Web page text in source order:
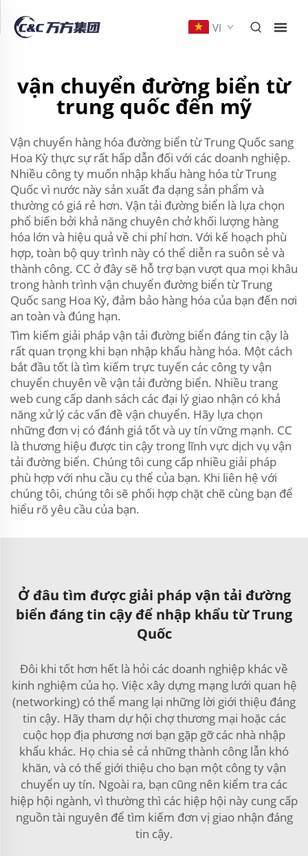
VI
vận chuyển đường biển từ
trung quốc đến mỹ
Vận chuyển hàng hóa đường biển từ Trung Quốc sang
Hoa Kỳ thực sự rất hấp dẫn đối với các doanh nghiệp.
Nhiều công ty muốn nhập khẩu hàng hóa từ Trung
Quốc vì nước này sản xuất đa dạng sản phẩm và
thường có giá rẻ hơn. Vận tải đường biển là lựa chọn
phổ biến bởi khả năng chuyên chở khối lượng hàng
hóa lớn và hiệu quả về chi phí hơn. Với kế hoạch phù
hợp, toàn bộ quy trình này có thể diễn ra suôn sẻ và
thành công. CC ở đây sẽ hỗ trợ bạn vượt qua mọi khâu
trong hành trình vận chuyển đường biển từ Trung
Quốc sang Hoa Kỳ, đảm bảo hàng hóa của bạn đến nơi
an toàn và đúng hạn.
Tìm kiếm giải pháp vận tải đường biển đáng tin cậy là
rất quan trọng khi bạn nhập khẩu hàng hóa. Một cách
bắt đầu tốt là tìm kiếm trực tuyến các công ty vận
chuyển chuyên về vận tải đường biển. Nhiều trang
web cung cấp danh sách các đại lý giao nhận có khả
năng xử lý các vấn đề vận chuyển. Hãy lựa chọn
những đơn vị có đánh giá tốt và uy tín vững mạnh. CC
là thương hiệu được tin cậy trong lĩnh vực dịch vụ vận
tải đường biển. Chúng tôi cung cấp nhiều giải pháp
phù hợp với nhu cầu cụ thể của bạn. Khi liên hệ với
chúng tôi, chúng tôi sẽ phối hợp chặt chẽ cùng bạn để
hiểu rõ yêu cầu của bạn.
Ở đâu tìm được giải pháp vận tải đường
biển đáng tin cậy để nhập khẩu từ Trung
Quốc
Đôi khi tốt hơn hết là hỏi các doanh nghiệp khác về
kinh nghiệm của họ. Việc xây dựng mạng lưới quan hệ
(networking) có thể mang lại những lời giới thiệu đáng
tin cậy. Hãy tham dự hội chợ thương mại hoặc các
cuộc họp địa phương nơi bạn gặp gỡ các nhà nhập
khẩu khác. Họ chia sẻ cả những thành công lẫn khó
khăn, và có thể giới thiệu cho bạn một công ty vận
chuyển uy tín. Ngoài ra, bạn cũng nên kiểm tra các
hiệp hội ngành, vì thường thì các hiệp hội này cung cấp
nguồn tài nguyên để tìm kiếm đơn vị giao nhận đáng
tin cậy.